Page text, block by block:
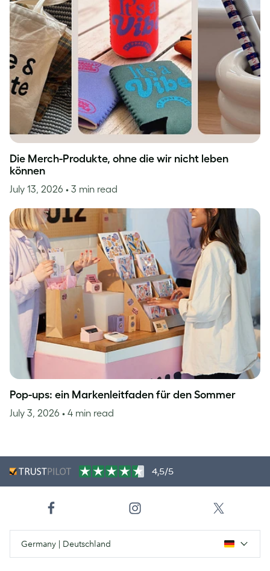
Die Merch-Produkte, ohne die wir nicht leben
können
July 13, 2026 • 3 min read
Pop-ups: ein Markenleitfaden für den Sommer
July 3, 2026 • 4 min read
4,5/5
Germany | Deutschland